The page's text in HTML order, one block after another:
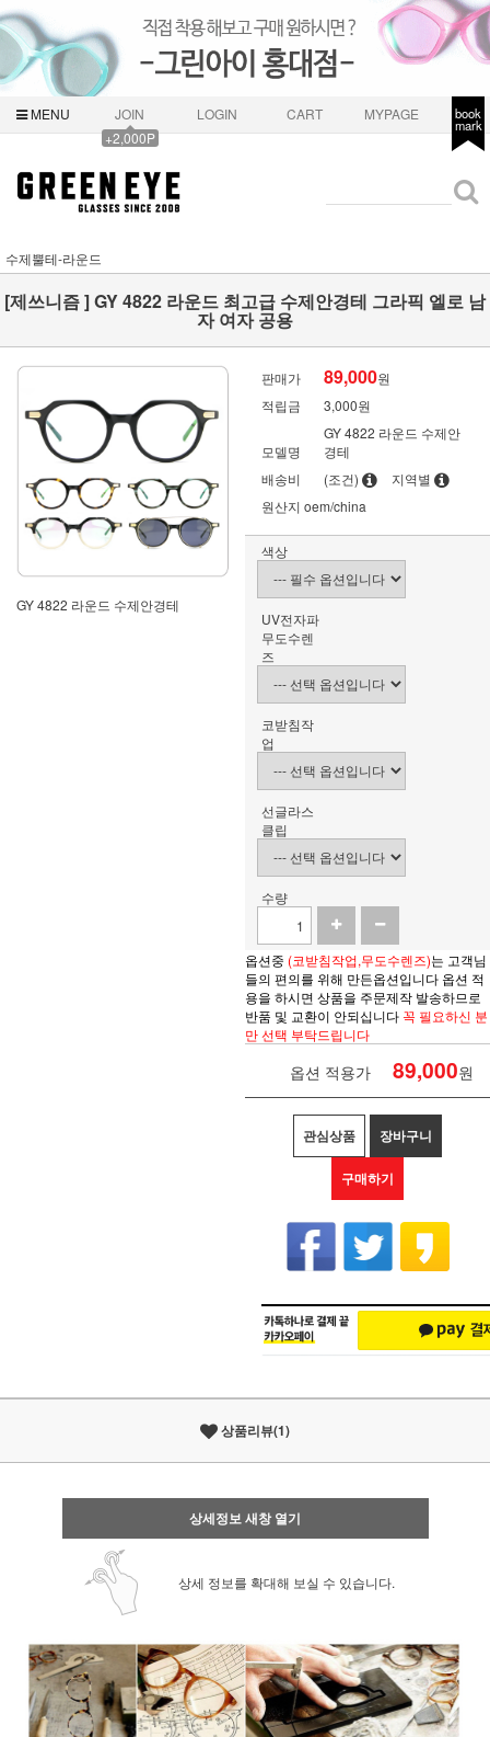
MENU
JOIN
+2,000P
LOGIN CART MYPAGE book
mark
수제뿔테-라운드
[제쓰니즘 ] GY 4822 라운드 최고급 수제안경테 그라픽 엘로 남
자 여자 공용
GY 4822 라운드 수제안경테
판매가 89,000원
적립금
3,000원
모델명
GY 4822 라운드 수제안
경테
배송비
(조건)
지역별
원산지 oem/china
색상
UV전자파
무도수렌
즈
코받침작
업
선글라스
클립
수량
옵션중 (코받침작업,무도수렌즈)는 고객님
들의 편의를 위해 만든옵션입니다 옵션 적
용을 하시면 상품을 주문제작 발송하므로
반품 및 교환이 안되십니다 꼭 필요하신 분
만 선택 부탁드립니다
옵션 적용가 89,000원
관심상품 장바구니
구매하기
상품리뷰(1)
상세정보 새창 열기
상세 정보를 확대해 보실 수 있습니다.